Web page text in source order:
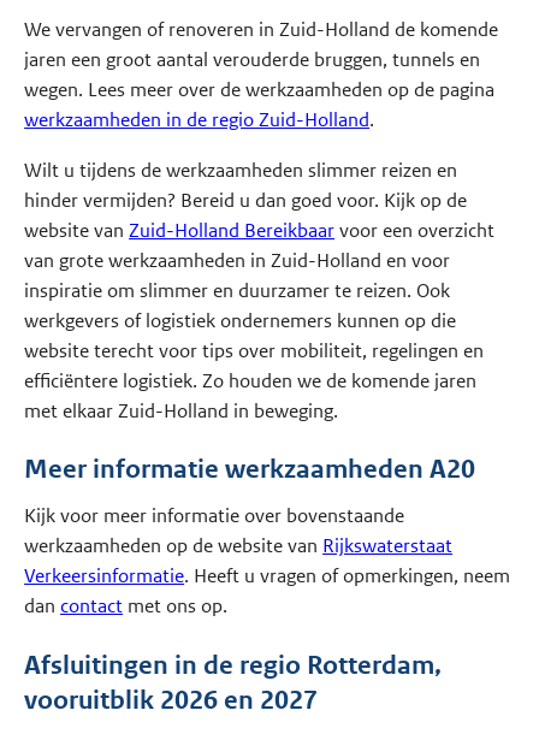
We vervangen of renoveren in Zuid-Holland de komende
jaren een groot aantal verouderde bruggen, tunnels en
wegen. Lees meer over de werkzaamheden op de pagina
werkzaamheden in de regio Zuid-Holland.
Wilt u tijdens de werkzaamheden slimmer reizen en
hinder vermijden? Bereid u dan goed voor. Kijk op de
website vanZuid-Holland Bereikbaarvoor een overzicht
van grote werkzaamheden in Zuid-Holland en voor
inspiratie om slimmer en duurzamer te reizen. Ook
werkgevers of logistiek ondernemers kunnen op die
website terecht voor tips over mobiliteit, regelingen en
efficiëntere logistiek. Zo houden we de komende jaren
met elkaar Zuid-Holland in beweging.
Meer informatie werkzaamheden A20
Kijk voor meer informatie over bovenstaande
werkzaamheden op de website van Rijkswaterstaat
Verkeersinformatie. Heeft u vragen of opmerkingen, neem
dancontact met ons op.
Afsluitingen in de regio Rotterdam,
vooruitblik 2026 en 2027